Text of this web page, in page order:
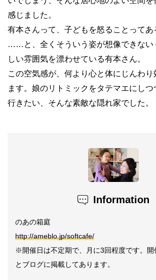
感じました。
有本さんって、子どもを怒ることって
……と、全くそういう姿が想像できない
しい雰囲気を漂わせている有本さん。
この空気感が、何より心と体にじんわり
ます。娘のリトミックをタテマエにし
行きたい、そんな素敵な隠れ家でした。
Information
のあの箱庭
http://ameblo.jp/softcafe/
※開催日は不定期で、月に3回程度です。開
とブログに掲載してあります。